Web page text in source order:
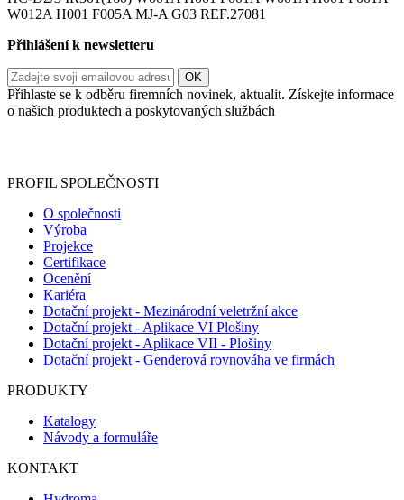
W012A H001 F005A MJ-A G03 REF.27081
Přihlášení k newsletteru
Přihlaste se k odběru firemních novinek, aktualit. Získejte informace
o našich produktech a poskytovaných službách
PROFIL SPOLEČNOSTI
O společnosti
Výroba
Projekce
Certifikace
Ocenění
Kariéra
Dotační projekt - Mezinárodní veletržní akce
Dotační projekt - Aplikace VI Plošiny
Dotační projekt - Aplikace VII - Plošiny
Dotační projekt - Genderová rovnováha ve firmách
PRODUKTY
Katalogy
Návody a formuláře
KONTAKT